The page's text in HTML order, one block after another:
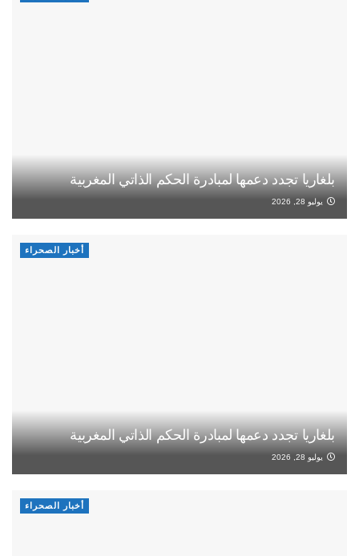
بلغاريا تجدد دعمها لمبادرة الحكم الذاتي المغربية
يوليو 28, 2026
أخبار الصحراء
بلغاريا تجدد دعمها لمبادرة الحكم الذاتي المغربية
يوليو 28, 2026
أخبار الصحراء